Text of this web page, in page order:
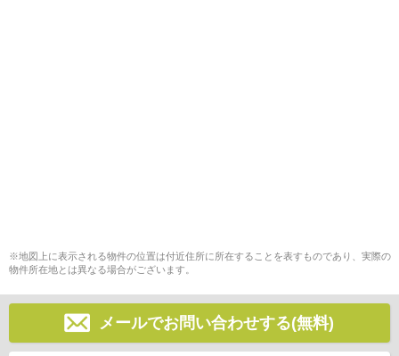
※地図上に表示される物件の位置は付近住所に所在することを表すものであり、実際の
物件所在地とは異なる場合がございます。
メールでお問い合わせする(無料)